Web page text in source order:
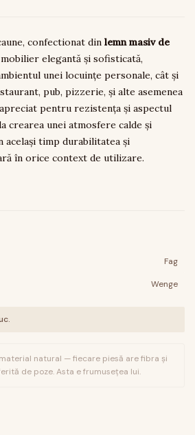
confectionat din lemn masiv de
elegantă și sofisticată,
unei locuințe personale, cât și
pub, pizzerie, și alte asemenea
pentru rezistența și aspectul
crearea unei atmosfere calde și
timp durabilitatea și
în orice context de utilizare.
Fag
Wenge
natural — fiecare piesă are fibra și
de poze. Asta e frumusețea lui.